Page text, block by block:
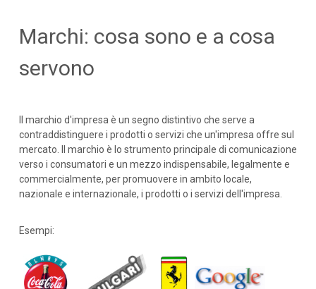
Marchi: cosa sono e a cosa
servono
Il marchio d'impresa è un segno distintivo che serve a
contraddistinguere i prodotti o servizi che un'impresa offre sul
mercato. Il marchio è lo strumento principale di comunicazione
verso i consumatori e un mezzo indispensabile, legalmente e
commercialmente, per promuovere in ambito locale,
nazionale e internazionale, i prodotti o i servizi dell'impresa.
Esempi: